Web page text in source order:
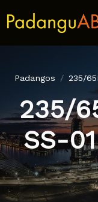
Padangos 235/
235/
SS-